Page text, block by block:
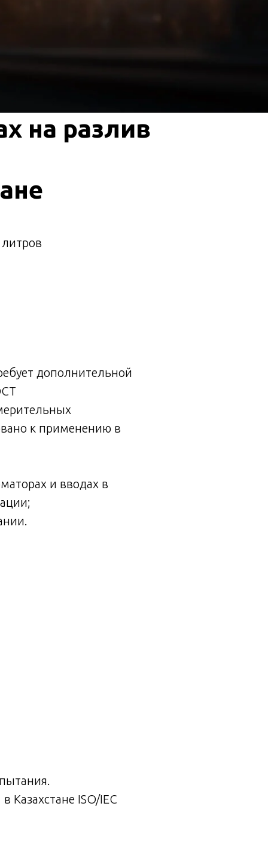
на разлив
допoлнительнoй
к применению в
и вводах в
ISO/IEC